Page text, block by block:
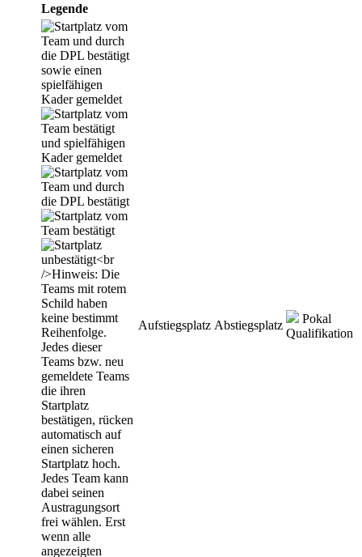
Legende
Aufstiegsplatz Abstiegsplatz
Pokal
Qualifikation